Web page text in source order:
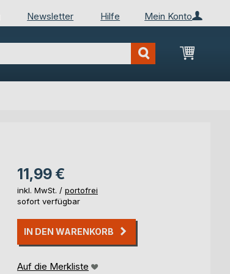
Mein Konto
Newsletter Hilfe
Mein
11,99 €
inkl. MwSt. / portofrei
sofort verfügbar
IN DEN WARENKORB
Auf die Merkliste